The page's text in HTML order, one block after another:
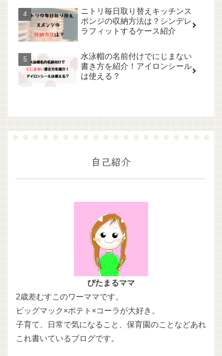
ニトリ毎日取り替えキッチンス
ポンジの収納方法は？シンデレ
ラフィットするケース紹介
水泳帽の名前付けでにじまない
書き方を紹介！アイロンシール
は使える？
自己紹介
ぴたまるママ
2歳差むすこのワーママです。
ビッグマック×ポテト×コーラが大好き。
子育て、日常で気になること、保育園のことなどあれ
これ書いているブログです。